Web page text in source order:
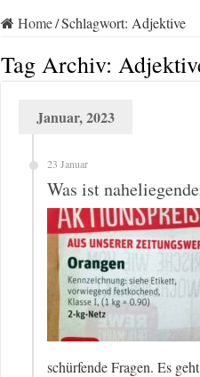
Home/Schlagwort: Adjektive
Tag Archiv:
Januar, 2023
23 Januar
Was ist
schürfende Fragen. Es